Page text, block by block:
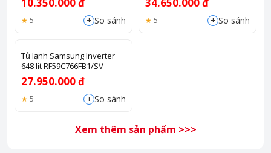
5 + So sánh 5 + So sánh
Tủ lạnh Samsung Inverter
648 lít RF59C766FB1/SV
27.950.000 đ
5 + So sánh
Xem thêm sản phẩm >>>